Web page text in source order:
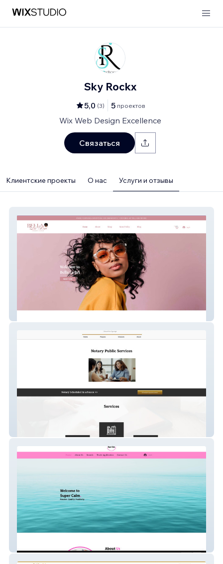
Sky Rockx
5,0 (3) 5 проектов
Wix Web Design Excellence
Связаться
Клиентские проекты О нас Услуги и отзывы
Super Calm website